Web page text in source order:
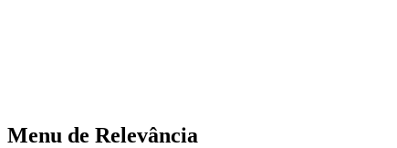
Menu de Relevância